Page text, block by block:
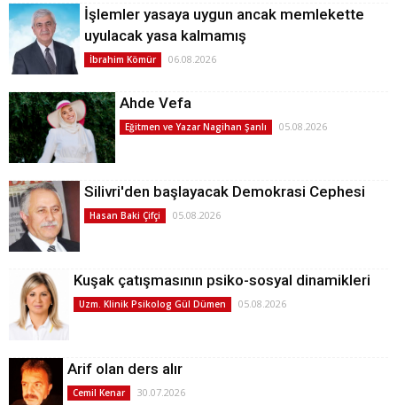
İşlemler yasaya uygun ancak memlekette
uyulacak yasa kalmamış
İbrahim Kömür 06.08.2026
Ahde Vefa
Eğitmen ve Yazar Nagihan Şanlı 05.08.2026
Silivri'den başlayacak Demokrasi Cephesi
Hasan Baki Çifçi 05.08.2026
Kuşak çatışmasının psiko-sosyal dinamikleri
Uzm. Klinik Psikolog Gül Dümen 05.08.2026
Arif olan ders alır
Cemil Kenar 30.07.2026